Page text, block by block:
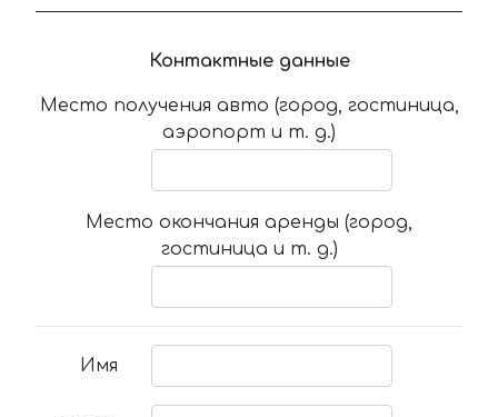
Контактные данные
Место получения авто (город, гостиница,
аэропорт и т. д.)
Место окончания аренды (город,
гостиница и т. д.)
Имя